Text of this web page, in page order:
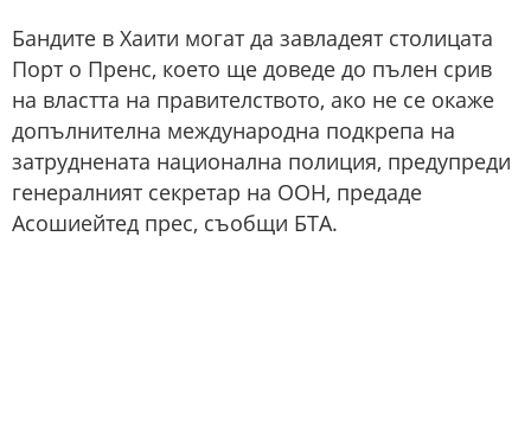
Бандите в Хаити могат да завладеят столицата
Порт о Пренс, което ще доведе до пълен срив
на властта на правителството, ако не се окаже
допълнителна международна подкрепа на
затруднената национална полиция, предупреди
генералният секретар на ООН, предаде
Асошиейтед прес, съобщи БТА.